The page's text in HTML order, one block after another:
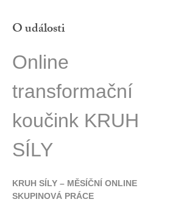
O události
Online
transformační
koučink KRUH
SÍLY
KRUH SÍLY – MĚSÍČNÍ ONLINE
SKUPINOVÁ PRÁCE